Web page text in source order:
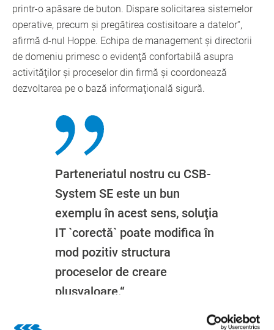
printr-o apăsare de buton. Dispare solicitarea sistemelor
operative, precum şi pregătirea costisitoare a datelor“,
afirmă d-nul Hoppe. Echipa de management şi directorii
de domeniu primesc o evidenţă confortabilă asupra
activităţilor şi proceselor din firmă şi coordonează
dezvoltarea pe o bază informaţională sigură.
Parteneriatul nostru cu CSB-
System SE este un bun
exemplu în acest sens, soluţia
IT `corectă` poate modifica în
mod pozitiv structura
proceselor de creare
plusvaloare.“